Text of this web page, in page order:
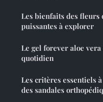
Les bienfaits des fleurs
puissantes à explorer
Le gel forever aloe
quotidien
Les critères essentiels
des sandales